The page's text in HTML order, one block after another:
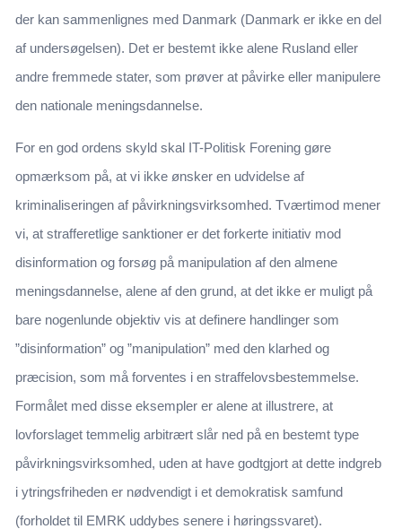
der kan sammenlignes med Danmark (Danmark er ikke en del
af undersøgelsen). Det er bestemt ikke alene Rusland eller
andre fremmede stater, som prøver at påvirke eller manipulere
den nationale meningsdannelse.
For en god ordens skyld skal IT-Politisk Forening gøre
opmærksom på, at vi ikke ønsker en udvidelse af
kriminaliseringen af påvirkningsvirksomhed. Tværtimod mener
vi, at strafferetlige sanktioner er det forkerte initiativ mod
disinformation og forsøg på manipulation af den almene
meningsdannelse, alene af den grund, at det ikke er muligt på
bare nogenlunde objektiv vis at definere handlinger som
”disinformation” og ”manipulation” med den klarhed og
præcision, som må forventes i en straffelovsbestemmelse.
Formålet med disse eksempler er alene at illustrere, at
lovforslaget temmelig arbitrært slår ned på en bestemt type
påvirkningsvirksomhed, uden at have godtgjort at dette indgreb
i ytringsfriheden er nødvendigt i et demokratisk samfund
(forholdet til EMRK uddybes senere i høringssvaret).